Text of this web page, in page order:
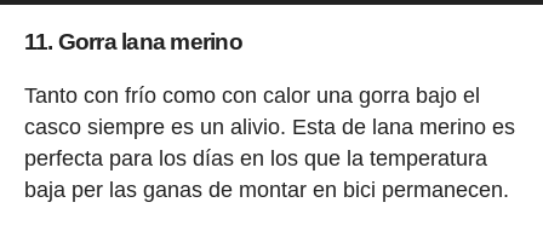
11. Gorra lana merino
Tanto con frío como con calor una gorra bajo el
casco siempre es un alivio. Esta de lana merino es
perfecta para los días en los que la temperatura
baja per las ganas de montar en bici permanecen.